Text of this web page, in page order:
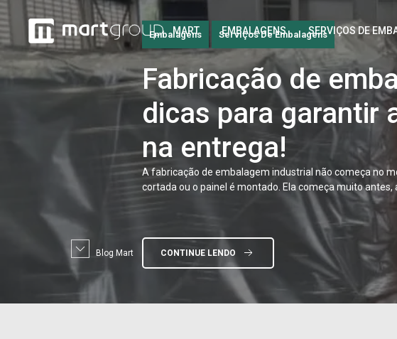
MART EMBALAGENS SERVIÇOS DE
Embalagens Serviços De Embalagens
Fabricaçãode
dicas para garantir
na entrega!
A fabricação de embalagem industrial não começa no
cortada ou o painel é montado. Ela começa muito antes,
CONTINUE LENDO
Embalagens Serviços De Embalagens
Embalagemnão
entenda o que
riscos envolvidos
Enviar uma mercadoria para o exterior envolve dezenas
têm o poder de travar toda a operação na alfândega
fumigada. O problema é
CONTINUE LENDO
Blog Mart